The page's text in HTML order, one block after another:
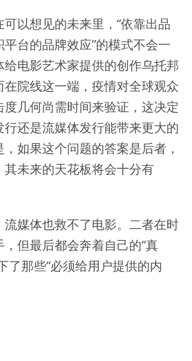
以想见的未来里，“依靠出品
台的品牌效应”的模式不会一
电影艺术家提供的创作乌托邦
院线这一端，疫情对全球观众
几何尚需时间来验证，这决定
还是流媒体发行能带来更大的
如果这个问题的答案是后者，
未来的天花板将会十分有
媒体也救不了电影。二者在时
但最后都会奔着自己的“真
了那些“必须给用户提供的内